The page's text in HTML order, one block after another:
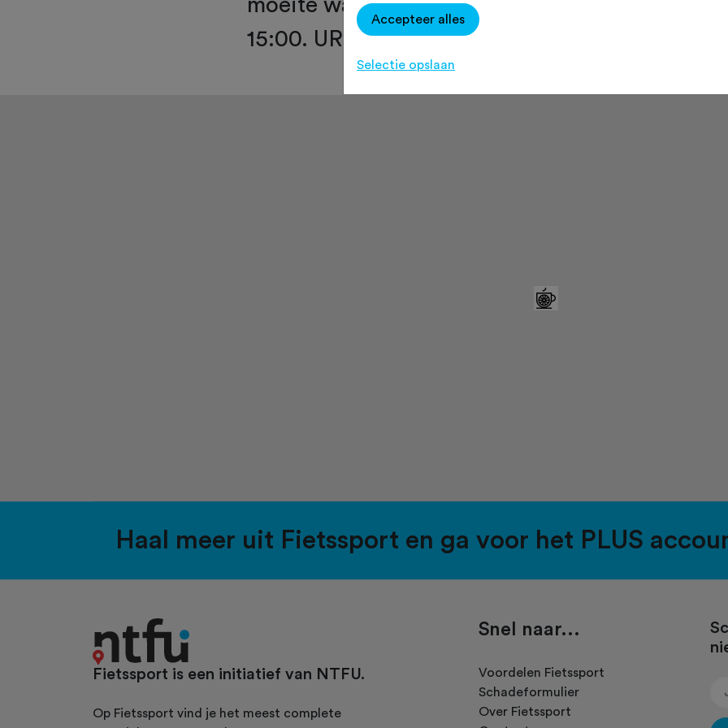
moeite waard! Openingstijden: Iedere dag van
15:00. URL:www.lafabricagirona.com
Haal meer uit Fietssport en ga voor het PLUS
Fietssport is een initiatief van NTFU.
Op Fietssport vind je het meest complete
Snel naar...
Voordelen Fietssport
Schadeformulier
Over Fietssport
Accepteer alles
Selectie opslaan